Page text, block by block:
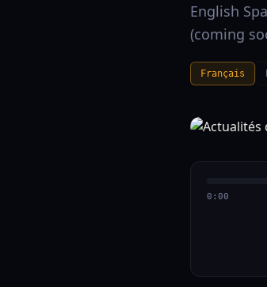
English
(coming
Français
0:00